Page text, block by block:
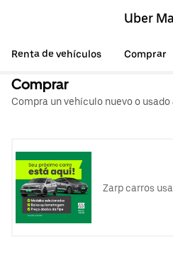
Uber
Renta de vehículos Comprar
Comprar
Compra un vehículo nuevo o
Zarp carros